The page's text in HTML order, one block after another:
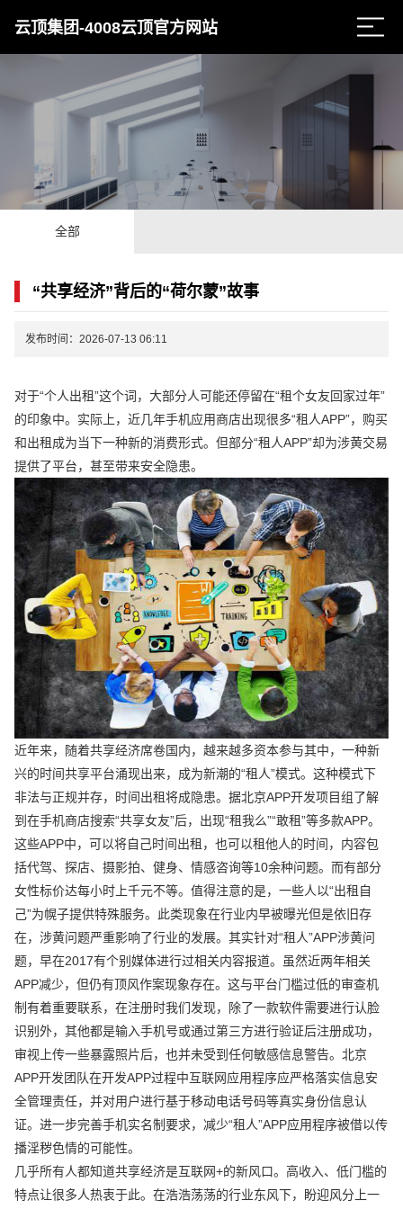
云顶集团-4008云顶官方网站
全部
“共享经济”背后的“荷尔蒙”故事
发布时间：2026-07-13 06:11
对于“个人出租”这个词，大部分人可能还停留在“租个女友回家过年”
的印象中。实际上，近几年手机应用商店出现很多“租人APP”，购买
和出租成为当下一种新的消费形式。但部分“租人APP”却为涉黄交易
提供了平台，甚至带来安全隐患。
近年来，随着共享经济席卷国内，越来越多资本参与其中，一种新
兴的时间共享平台涌现出来，成为新潮的“租人”模式。这种模式下
非法与正规并存，时间出租将成隐患。据北京APP开发项目组了解
到在手机商店搜索“共享女友”后，出现“租我么”“敢租”等多款APP。
这些APP中，可以将自己时间出租，也可以租他人的时间，内容包
括代驾、探店、摄影拍、健身、情感咨询等10余种问题。而有部分
女性标价达每小时上千元不等。值得注意的是，一些人以“出租自
己”为幌子提供特殊服务。此类现象在行业内早被曝光但是依旧存
在，涉黄问题严重影响了行业的发展。其实针对“租人”APP涉黄问
题，早在2017有个别媒体进行过相关内容报道。虽然近两年相关
APP减少，但仍有顶风作案现象存在。这与平台门槛过低的审查机
制有着重要联系，在注册时我们发现，除了一款软件需要进行认脸
识别外，其他都是输入手机号或通过第三方进行验证后注册成功，
审视上传一些暴露照片后，也并未受到任何敏感信息警告。北京
APP开发团队在开发APP过程中互联网应用程序应严格落实信息安
全管理责任，并对用户进行基于移动电话号码等真实身份信息认
证。进一步完善手机实名制要求，减少“租人”APP应用程序被借以传
播淫秽色情的可能性。
几乎所有人都知道共享经济是互联网+的新风口。高收入、低门槛的
特点让很多人热衷于此。在浩浩荡荡的行业东风下，盼迎风分上一